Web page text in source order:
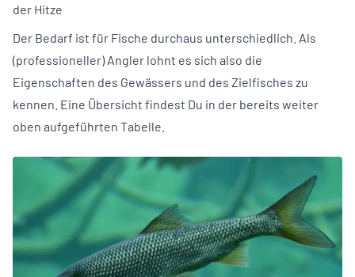
der Hitze
Der Bedarf ist für Fische durchaus unterschiedlich. Als
(professioneller) Angler lohnt es sich also die
Eigenschaften des Gewässers und des Zielfisches zu
kennen. Eine Übersicht findest Du in der bereits weiter
oben aufgeführten Tabelle.